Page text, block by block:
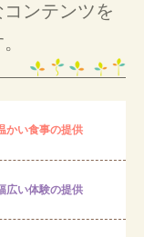
ンテンツを
かい食事の提供
広い体験の提供